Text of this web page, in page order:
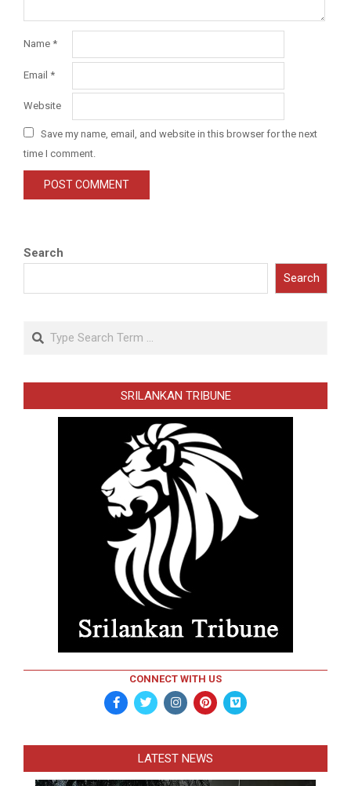
Name *
Email *
Website
Save my name, email, and website in this browser for the next
time I comment.
Search
Search
Search
SRILANKAN TRIBUNE
CONNECT WITH US
LATEST NEWS